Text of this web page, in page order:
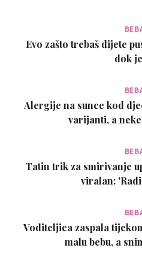
Evo zašto trebaš dijete
dok
Alergije na sunce kod
varijanti, a
Tatin trik za smirivanje
viralan:
Voditeljica zaspala
malu bebu, a